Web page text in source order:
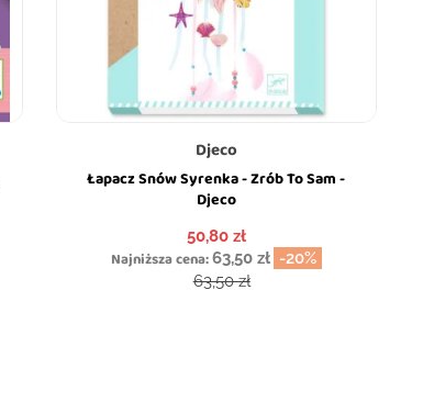
Djeco
Łapacz Snów Syrenka - Zrób To Sam -
Djeco
Cena
50,80 zł
Najniższa cena:63,50 zł -20%
Cena podstawowa
63,50 zł